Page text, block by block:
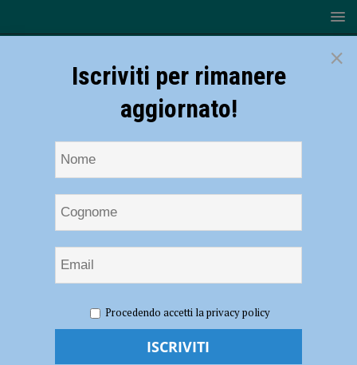
Farnese il 29 gennaio “Il mio Dante” con Salvatore Dattilo
A Palazzo Farnese il 29 gennaio “Il mio
×
Iscriviti per rimanere
aggiornato!
Procedendo accetti la privacy policy